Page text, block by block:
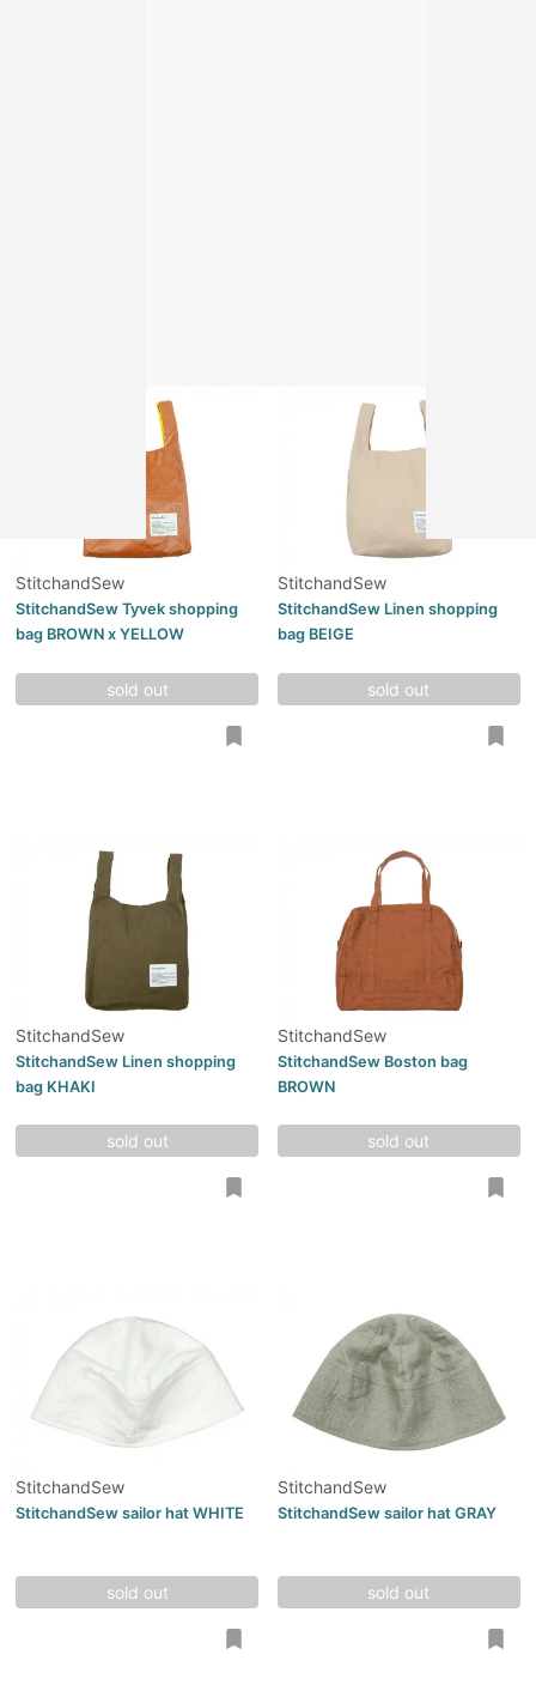
StitchandSew
StitchandSew Tyvek shopping
bag BROWN x YELLOW
sold out
StitchandSew
StitchandSew Linen shopping
bag BEIGE
sold out
StitchandSew
StitchandSew Linen shopping
bag KHAKI
sold out
StitchandSew
StitchandSew Boston bag
BROWN
sold out
StitchandSew
StitchandSew sailor hat WHITE
sold out
StitchandSew
StitchandSew sailor hat GRAY
sold out